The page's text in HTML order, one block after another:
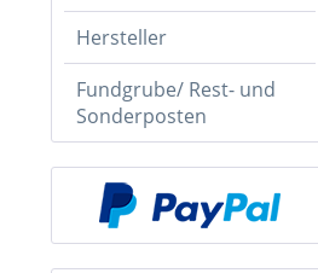
Hersteller
Fundgrube/ Rest- und
Sonderposten